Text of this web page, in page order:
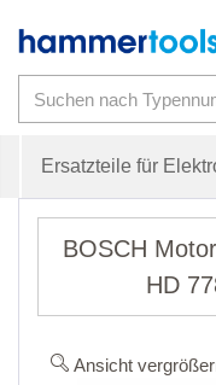
Ersatzteile für
BOSCH
HD
Ansicht